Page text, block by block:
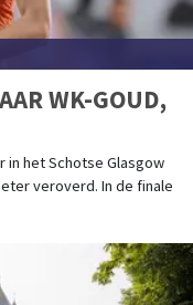
WK-GOUD,
in het Schotse Glasgow
veroverd. In de finale